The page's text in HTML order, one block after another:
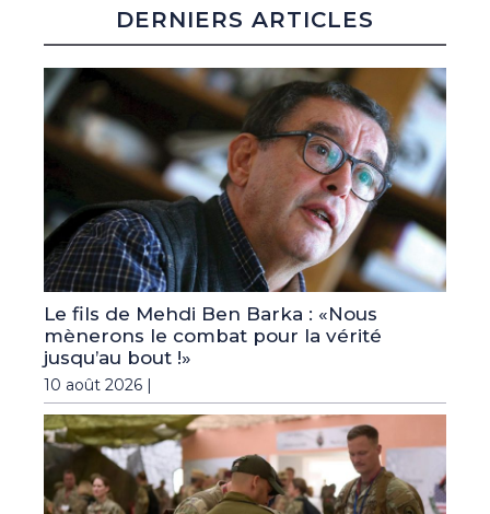
DERNIERS ARTICLES
Le fils de Mehdi Ben Barka : «Nous
mènerons le combat pour la vérité
jusqu’au bout !»
10 août 2026 |